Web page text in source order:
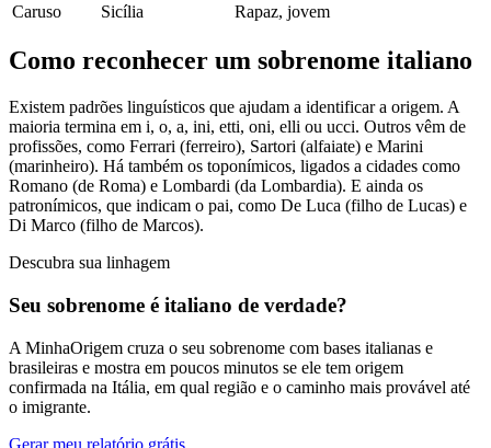
Caruso
Sicília Rapaz, jovem
Como reconhecer um sobrenome italiano
Existem padrões linguísticos que ajudam a identificar a origem. A
maioria termina em i, o, a, ini, etti, oni, elli ou ucci. Outros vêm de
profissões, como Ferrari (ferreiro), Sartori (alfaiate) e Marini
(marinheiro). Há também os toponímicos, ligados a cidades como
Romano (de Roma) e Lombardi (da Lombardia). E ainda os
patronímicos, que indicam o pai, como De Luca (filho de Lucas) e
Di Marco (filho de Marcos).
Descubra sua linhagem
Seu sobrenome é italiano de verdade?
A MinhaOrigem cruza o seu sobrenome com bases italianas e
brasileiras e mostra em poucos minutos se ele tem origem
confirmada na Itália, em qual região e o caminho mais provável até
o imigrante.
Gerar meu relatório grátis